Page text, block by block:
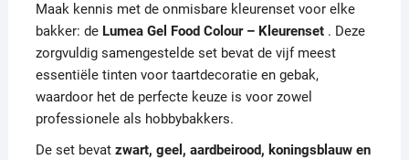
Maak kennis met de onmisbare kleurenset voor elke
bakker: de Lumea Gel Food Colour – Kleurenset. Deze
zorgvuldig samengestelde set bevat de vijf meest
essentiële tinten voor taartdecoratie en gebak,
waardoor het de perfecte keuze is voor zowel
professionele als hobbybakkers.
De set bevat zwart, geel, aardbeirood, koningsblauw en